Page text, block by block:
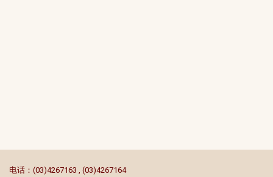
电话：(03)4267163 , (03)4267164